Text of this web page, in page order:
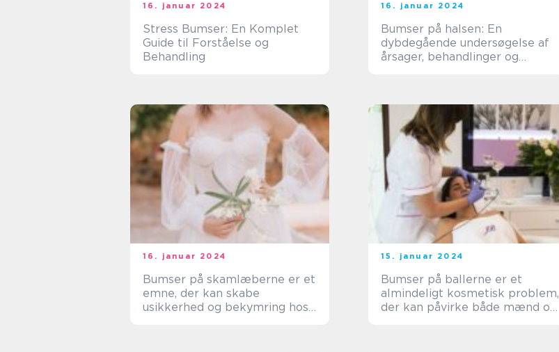
16. januar 2024
Stress Bumser: En Komplet
Guide til Forståelse og
Behandling
16. januar 2024
Bumser på halsen: En
dybdegående undersøgelse af
årsager, behandlinger og
16. januar 2024
Bumser på skamlæberne er et
emne, der kan skabe
usikkerhed og bekymring hos
15. januar 2024
Bumser på ballerne er et
almindeligt kosmetisk problem,
der kan påvirke både mænd og